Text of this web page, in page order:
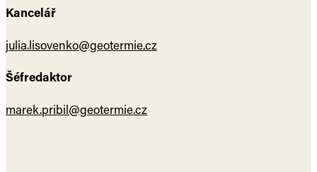
Kancelář
julia.lisovenko@geotermie.cz
Šéfredaktor
marek.pribil@geotermie.cz